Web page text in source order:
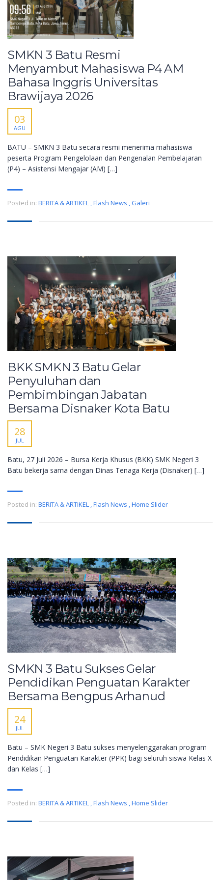
SMKN 3 Batu Resmi
Menyambut Mahasiswa P4 AM
Bahasa Inggris Universitas
Brawijaya 2026
03
AGU
BATU – SMKN 3 Batu secara resmi menerima mahasiswa
peserta Program Pengelolaan dan Pengenalan Pembelajaran
(P4) – Asistensi Mengajar (AM) […]
Posted in: BERITA & ARTIKEL ,Flash News ,Galeri
BKK SMKN 3 Batu Gelar
Penyuluhan dan
Pembimbingan Jabatan
Bersama Disnaker Kota Batu
28
JUL
Batu, 27 Juli 2026 – Bursa Kerja Khusus (BKK) SMK Negeri 3
Batu bekerja sama dengan Dinas Tenaga Kerja (Disnaker) […]
Posted in: BERITA & ARTIKEL ,Flash News ,Home Slider
SMKN 3 Batu Sukses Gelar
Pendidikan Penguatan Karakter
Bersama Bengpus Arhanud
24
JUL
Batu – SMK Negeri 3 Batu sukses menyelenggarakan program
Pendidikan Penguatan Karakter (PPK) bagi seluruh siswa Kelas X
dan Kelas […]
Posted in: BERITA & ARTIKEL ,Flash News ,Home Slider